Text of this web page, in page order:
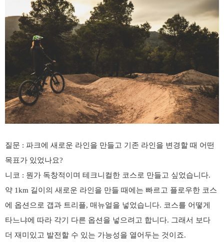
질문 : 파크에 새로운 라인을 만들고 기존 라인을 변경할 때 어떤
목표가 있었나요?
니코 : 뭔가 독창적이며 테크니컬한 코스로 만들고 싶었습니다.
약 1km 길이의 새로운 라인을 만들 때에는 빠르고 플로우한 코스
에 옵션으로 갭과 트리플, 매뉴얼을 넣었습니다. 코스를 어떻게
타느냐에 따라 각기 다른 옵션을 넣으려고 합니다. 그래서 보다
더 재미있고 발전할 수 있는 가능성을 열어두는 것이죠.